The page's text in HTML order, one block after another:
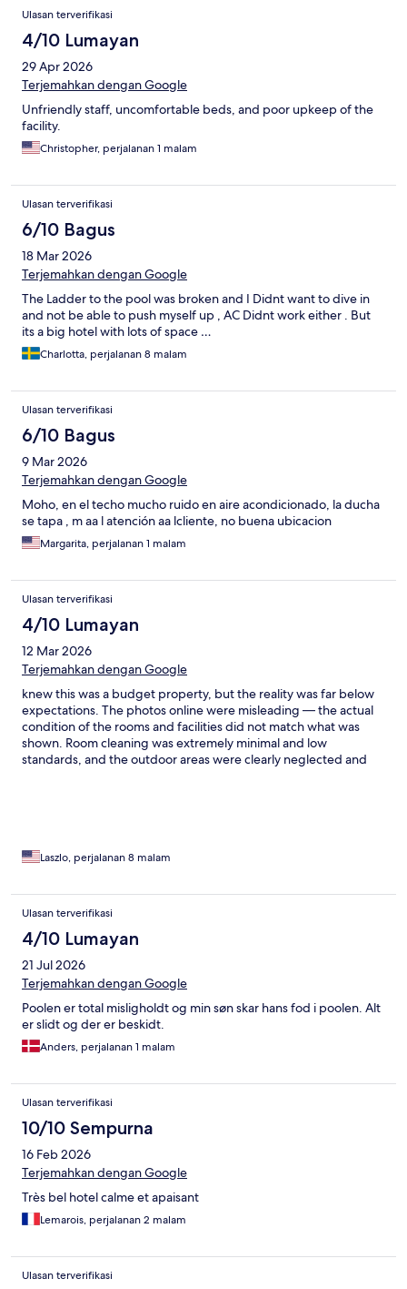
Ulasan terverifikasi
4/10 Lumayan
29 Apr 2026
Terjemahkan dengan Google
Unfriendly staff, uncomfortable beds, and poor upkeep of the
facility.
Christopher, perjalanan 1 malam
Ulasan terverifikasi
6/10 Bagus
18 Mar 2026
Terjemahkan dengan Google
The Ladder to the pool was broken and I Didnt want to dive in
and not be able to push myself up , AC Didnt work either . But
its a big hotel with lots of space …
Charlotta, perjalanan 8 malam
Ulasan terverifikasi
6/10 Bagus
9 Mar 2026
Terjemahkan dengan Google
Moho, en el techo mucho ruido en aire acondicionado, la ducha
se tapa , m aa l atención aa lcliente, no buena ubicacion
Margarita, perjalanan 1 malam
Ulasan terverifikasi
4/10 Lumayan
12 Mar 2026
Terjemahkan dengan Google
knew this was a budget property, but the reality was far below
expectations. The photos online were misleading — the actual
condition of the rooms and facilities did not match what was
shown. Room cleaning was extremely minimal and low
standards, and the outdoor areas were clearly neglected and
Laszlo, perjalanan 8 malam
Ulasan terverifikasi
4/10 Lumayan
21 Jul 2026
Terjemahkan dengan Google
Poolen er total misligholdt og min søn skar hans fod i poolen. Alt
er slidt og der er beskidt.
Anders, perjalanan 1 malam
Ulasan terverifikasi
10/10 Sempurna
16 Feb 2026
Terjemahkan dengan Google
Très bel hotel calme et apaisant
Lemarois, perjalanan 2 malam
Ulasan terverifikasi